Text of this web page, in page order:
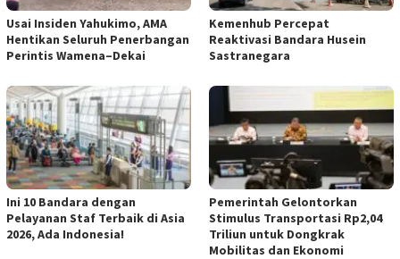
Usai Insiden Yahukimo, AMA
Hentikan Seluruh Penerbangan
Perintis Wamena–Dekai
Kemenhub Percepat
Reaktivasi Bandara Husein
Sastranegara
Ini 10 Bandara dengan
Pelayanan Staf Terbaik di Asia
2026, Ada Indonesia!
Pemerintah Gelontorkan
Stimulus Transportasi Rp2,04
Triliun untuk Dongkrak
Mobilitas dan Ekonomi